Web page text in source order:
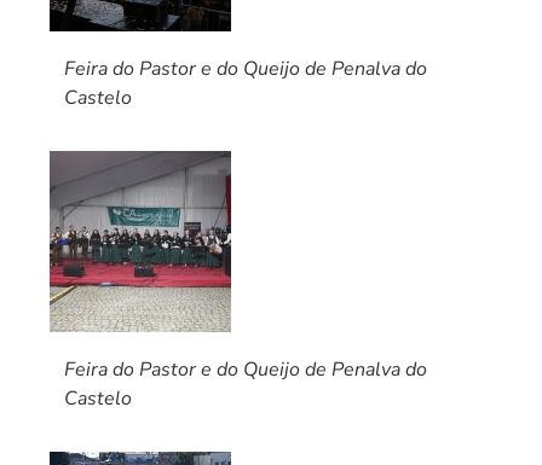
Feira do Pastor e do Queijo de Penalva do
Castelo
Feira do Pastor e do Queijo de Penalva do
Castelo